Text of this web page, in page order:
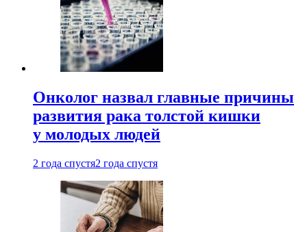
Онколог назвал главные причины
развития рака толстой кишки
у молодых людей
2 года спустя2 года спустя